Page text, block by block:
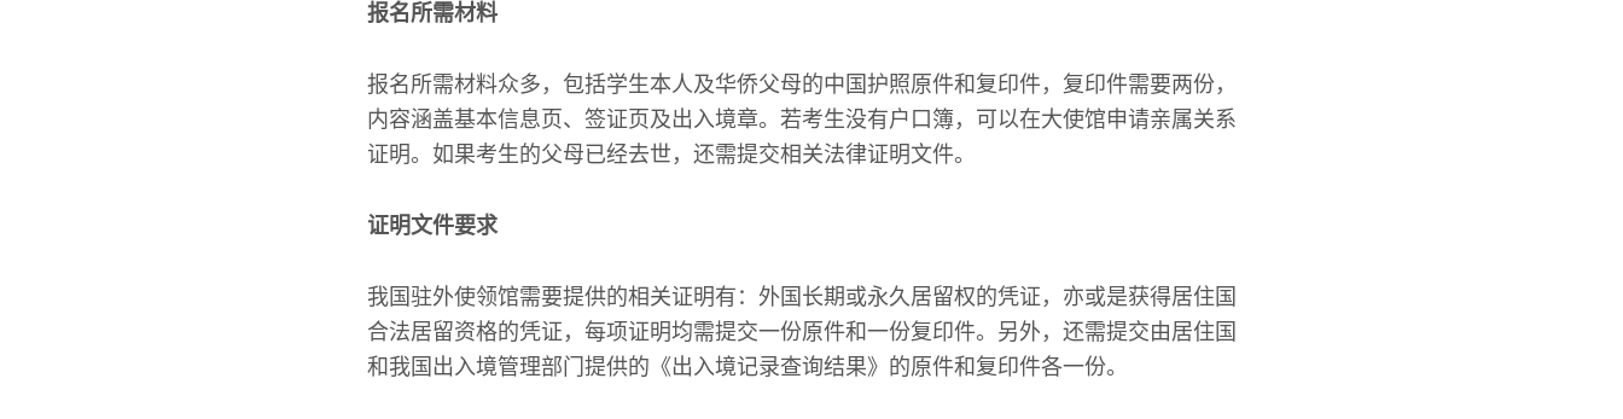
报名所需材料
报名所需材料众多，包括学生本人及华侨父母的中国护照原件和复印件，复印件需要两份，
内容涵盖基本信息页、签证页及出入境章。若考生没有户口簿，可以在大使馆申请亲属关系
证明。如果考生的父母已经去世，还需提交相关法律证明文件。
证明文件要求
我国驻外使领馆需要提供的相关证明有：外国长期或永久居留权的凭证，亦或是获得居住国
合法居留资格的凭证，每项证明均需提交一份原件和一份复印件。另外，还需提交由居住国
和我国出入境管理部门提供的《出入境记录查询结果》的原件和复印件各一份。